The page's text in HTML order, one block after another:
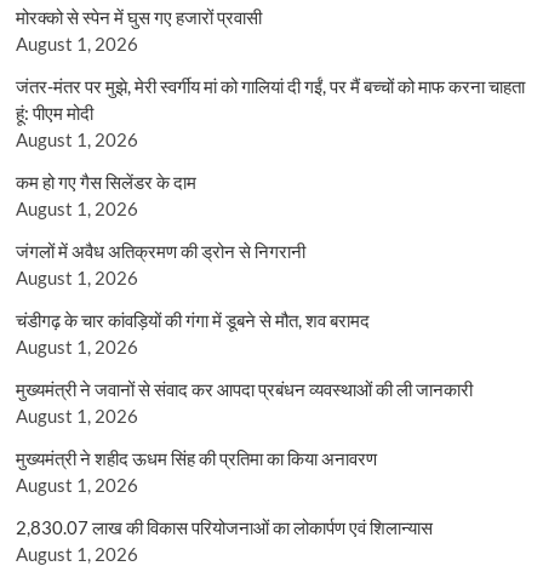
मोरक्को से स्पेन में घुस गए हजारों प्रवासी
August 1, 2026
जंतर-मंतर पर मुझे, मेरी स्वर्गीय मां को गालियां दी गईं, पर मैं बच्चों को माफ करना चाहता
हूं: पीएम मोदी
August 1, 2026
कम हो गए गैस सिलेंडर के दाम
August 1, 2026
जंगलों में अवैध अतिक्रमण की ड्रोन से निगरानी
August 1, 2026
चंडीगढ़ के चार कांवड़ियों की गंगा में डूबने से मौत, शव बरामद
August 1, 2026
मुख्यमंत्री ने जवानों से संवाद कर आपदा प्रबंधन व्यवस्थाओं की ली जानकारी
August 1, 2026
मुख्यमंत्री ने शहीद ऊधम सिंह की प्रतिमा का किया अनावरण
August 1, 2026
2,830.07 लाख की विकास परियोजनाओं का लोकार्पण एवं शिलान्यास
August 1, 2026